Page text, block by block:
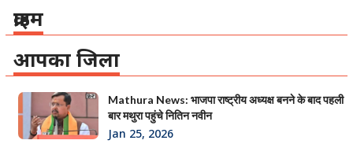
क्राइम
आपका जिला
Mathura News: भाजपा राष्ट्रीय अध्यक्ष बनने के बाद पहली
बार मथुरा पहुंचे नितिन नवीन
Jan 25, 2026